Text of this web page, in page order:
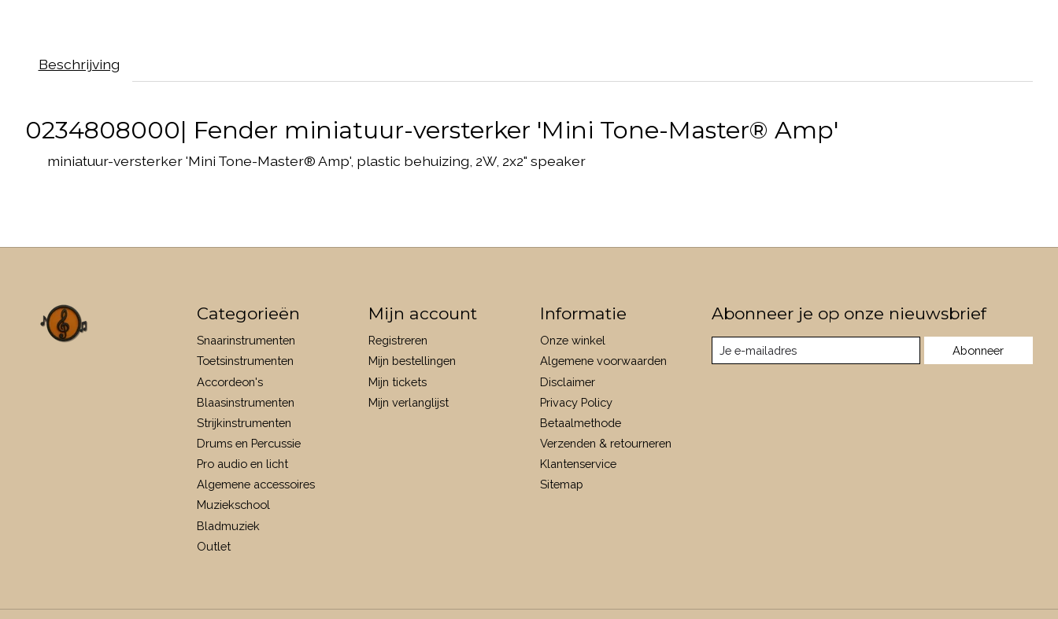
Beschrijving
0234808000| Fender miniatuur-versterker 'Mini Tone-Master® Amp'
miniatuur-versterker 'Mini Tone-Master® Amp', plastic behuizing, 2W, 2x2" speaker
Categorieën
Snaarinstrumenten
Toetsinstrumenten
Accordeon's
Blaasinstrumenten
Strijkinstrumenten
Drums en Percussie
Pro audio en licht
Algemene accessoires
Muziekschool
Bladmuziek
Outlet
Mijn account
Registreren
Mijn bestellingen
Mijn tickets
Mijn verlanglijst
Informatie
Onze winkel
Algemene voorwaarden
Disclaimer
Privacy Policy
Betaalmethode
Verzenden & retourneren
Klantenservice
Sitemap
Abonneer je op onze nieuwsbrief
Abonneer